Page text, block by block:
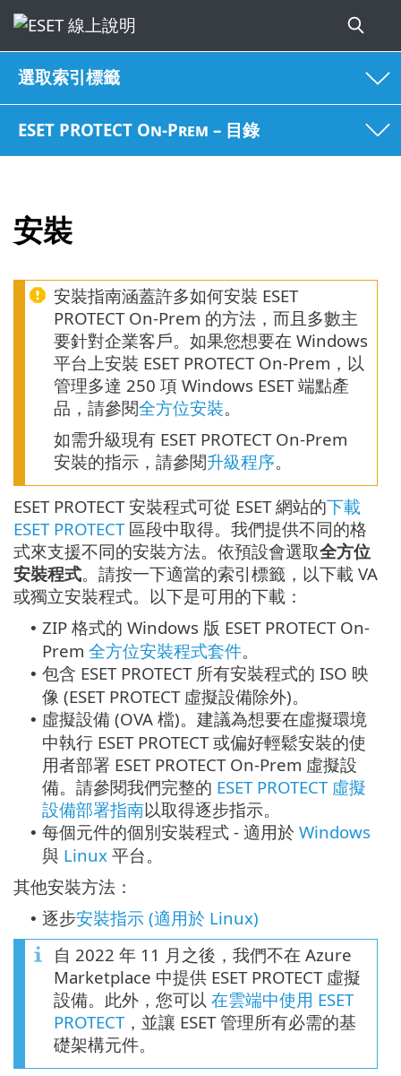
選取索引標籤
ESET PROTECT On-Prem – 目錄
安裝
安裝指南涵蓋許多如何安裝 ESET
PROTECT On-Prem 的方法，而且多數主
要針對企業客戶。如果您想要在 Windows
平台上安裝 ESET PROTECT On-Prem，以
管理多達 250 項 Windows ESET 端點產
品，請參閱全方位安裝。
如需升級現有 ESET PROTECT On-Prem
安裝的指示，請參閱升級程序。
ESET PROTECT 安裝程式可從 ESET 網站的下載
ESET PROTECT區段中取得。我們提供不同的格
式來支援不同的安裝方法。依預設會選取全方位
安裝程式。請按一下適當的索引標籤，以下載 VA
或獨立安裝程式。以下是可用的下載：
• ZIP 格式的 Windows 版 ESET PROTECT On-
Prem 全方位安裝程式套件。
• 包含 ESET PROTECT 所有安裝程式的 ISO 映
像 (ESET PROTECT 虛擬設備除外)。
• 虛擬設備 (OVA 檔)。建議為想要在虛擬環境
中執行 ESET PROTECT 或偏好輕鬆安裝的使
用者部署 ESET PROTECT On-Prem 虛擬設
備。請參閱我們完整的 ESET PROTECT 虛擬
設備部署指南以取得逐步指示。
• 每個元件的個別安裝程式 - 適用於 Windows
與 Linux 平台。
其他安裝方法：
• 逐步安裝指示 (適用於 Linux)
自 2022 年 11 月之後，我們不在 Azure
Marketplace 中提供 ESET PROTECT 虛擬
設備。此外，您可以 在雲端中使用 ESET
PROTECT，並讓 ESET 管理所有必需的基
礎架構元件。